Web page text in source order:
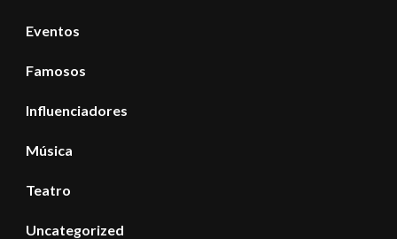
Eventos
Famosos
Influenciadores
Música
Teatro
Uncategorized